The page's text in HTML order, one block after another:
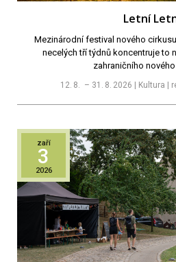
Letní
Mezinárodní festival nového
necelých tří týdnů koncentruje to
zahraničního
12. 8. – 31. 8. 2026 | Kultura |
zaří
3
2026